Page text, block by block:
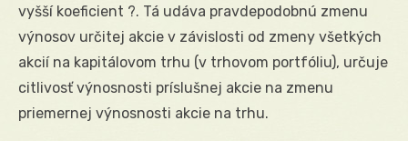
vyšší koeficient ?. Tá udáva pravdepodobnú zmenu
výnosov určitej akcie v závislosti od zmeny všetkých
akcií na kapitálovom trhu (v trhovom portfóliu), určuje
citlivosť výnosnosti príslušnej akcie na zmenu
priemernej výnosnosti akcie na trhu.